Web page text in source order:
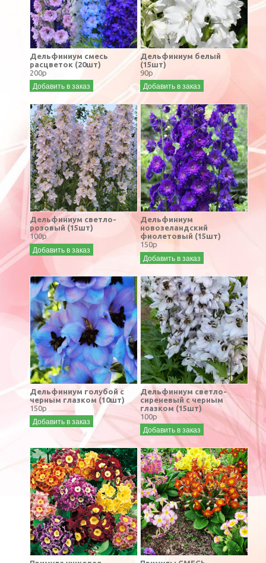
Дельфиниум смесь
расцветок (20шт)
200р
Добавить в заказ
Дельфиниум белый
(15шт)
90р
Добавить в заказ
Дельфиниум светло-
розовый (15шт)
100р
Добавить в заказ
Дельфиниум
новозеландский
фиолетовый (15шт)
150р
Добавить в заказ
Дельфиниум голубой с
черным глазком (10шт)
150р
Добавить в заказ
Дельфиниум светло-
сиреневый с черным
глазком (15шт)
100р
Добавить в заказ